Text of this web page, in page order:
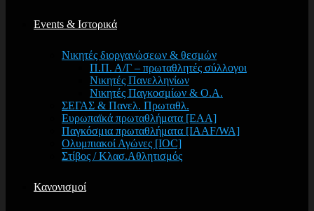
Events & Ιστορικά
Νικητές διοργανώσεων & θεσμών
Π.Π. Α/Γ – πρωταθλητές σύλλογοι
Νικητές Πανελληνίων
Νικητές Παγκοσμίων & Ο.Α.
ΣΕΓΑΣ & Πανελ. Πρωταθλ.
Ευρωπαϊκά πρωταθλήματα [EAA]
Παγκόσμια πρωταθλήματα [IAAF/WA]
Ολυμπιακοί Αγώνες [IOC]
Στίβος / Κλασ.Αθλητισμός
Κανονισμοί